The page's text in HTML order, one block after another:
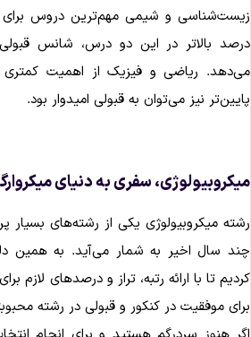
و شیمی مهم‌ترین دروس
بالاتر در این دو درس، شانس
ریاضی و فیزیک از اهمیت کمتری
نیز می‌توان به قبولی امیدوار بود.
سفری به دنیای
میکروبیولوژی یکی از رشته‌های بسیار
سال اخیر به شمار می‌آید. به همین
تا با ارائه رتبه، تراز و درصدهای لازم
موفقیت در کنکور و قبولی در رشته